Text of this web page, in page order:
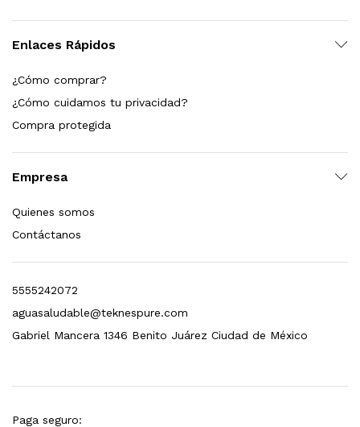
Enlaces Rápidos
¿Cómo comprar?
¿Cómo cuidamos tu privacidad?
Compra protegida
Empresa
Quienes somos
Contáctanos
5555242072
aguasaludable@teknespure.com
Gabriel Mancera 1346 Benito Juárez Ciudad de México
Paga seguro: